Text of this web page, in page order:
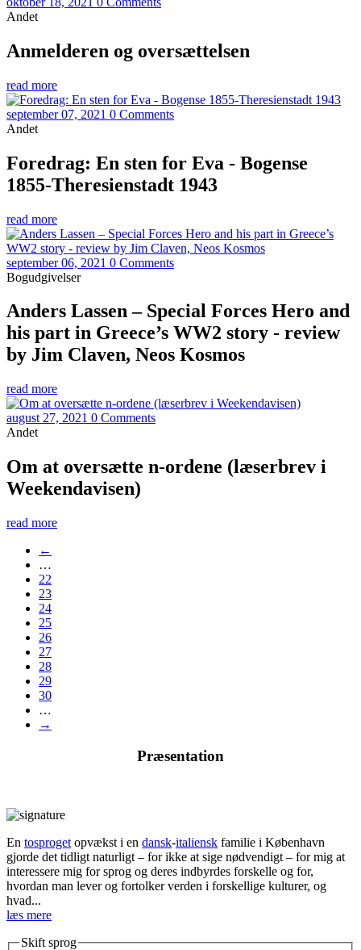
Andet
Anmelderen og oversættelsen
read more
september 07, 2021 0 Comments
Andet
Foredrag: En sten for Eva - Bogense
1855-Theresienstadt 1943
read more
september 06, 2021 0 Comments
Bogudgivelser
Anders Lassen – Special Forces Hero and
his part in Greece’s WW2 story - review
by Jim Claven, Neos Kosmos
read more
august 27, 2021 0 Comments
Andet
Om at oversætte n-ordene (læserbrev i
Weekendavisen)
read more
←
…
22
23
24
25
26
27
28
29
30
…
→
Præsentation
En tosproget opvækst i en dansk-italiensk familie i København
gjorde det tidligt naturligt – for ikke at sige nødvendigt – for mig at
interessere mig for sprog og deres indbyrdes forskelle og for,
hvordan man lever og fortolker verden i forskellige kulturer, og
hvad...
læs mere
Skift sprog